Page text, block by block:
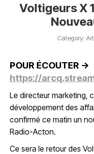
Voltigeurs X
Category:
POUR ÉCOUTER ->
https://
Le directeur marketing,
développement des
confirmé ce matin un
Radio-Acton.
Ce sera le retour des